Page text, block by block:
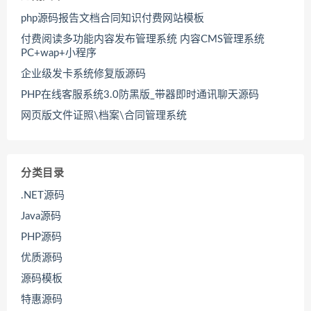
php源码报告文档合同知识付费网站模板
付费阅读多功能内容发布管理系统 内容CMS管理系统
PC+wap+小程序
企业级发卡系统修复版源码
PHP在线客服系统3.0防黑版_带器即时通讯聊天源码
网页版文件证照\档案\合同管理系统
分类目录
.NET源码
Java源码
PHP源码
优质源码
源码模板
特惠源码